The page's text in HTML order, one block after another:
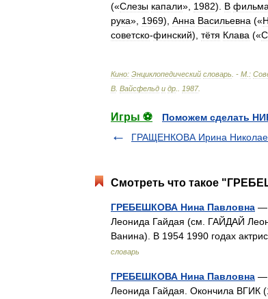
(«Слезы капали», 1982). В
рука», 1969), Анна Васильевна («
советско-финский), тётя Клава («
Кино: Энциклопедический словарь . - М :
В Вайсфельд и др 1987.
Игры ⚽
Поможем сделать
ГРАЩЕНКОВА Ирина
Смотреть что такое
ГРЕБЕШКОВА Нина Павловна —
Леонида Гайдая (см. ГАЙДАЙ
Ванина). В 1954 1990 годах
словарь
ГРЕБЕШКОВА Нина Павловна —
Леонида Гайдая. Окончила ВГИК